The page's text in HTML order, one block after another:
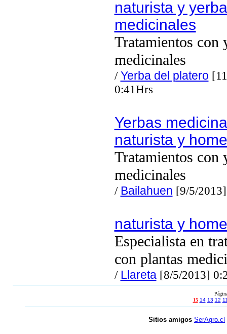
naturista y
medicinales
Tratamientos con
medicinales
/Yerba del platero
0:41Hrs
Yerbas
naturista y
Tratamientos con
medicinales
/ Bailahuen [9/5/
naturista y
Especialista en
con plantas
/ Llareta[8/5/2013]
15 14 13 12
Sitios amigos SerAgro.cl